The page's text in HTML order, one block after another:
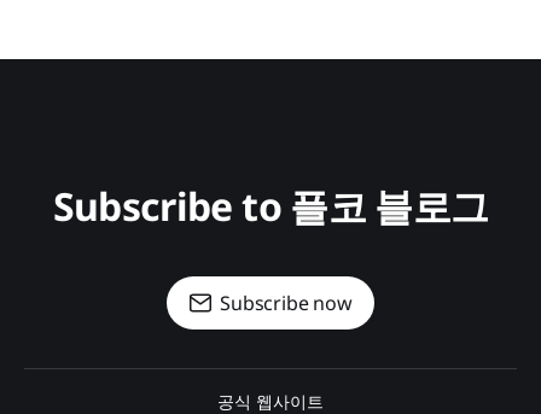
Subscribe to 플코 블로그
Subscribe now
공식 웹사이트